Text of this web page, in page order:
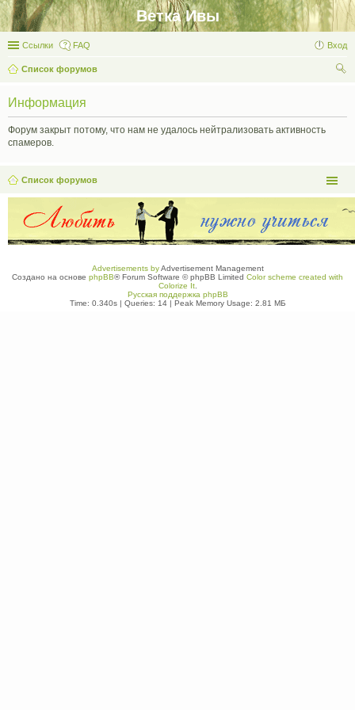
Ветка Ивы
Ссылки FAQ Вход
Список форумов
Информация
Форум закрыт потому, что нам не удалось нейтрализовать активность
спамеров.
Список форумов
Advertisements byAdvertisement Management
Создано на основе phpBB® Forum Software © phpBB Limited Color scheme created with
Colorize It.
Русская поддержка phpBB
Time: 0.340s| Queries: 14| Peak Memory Usage: 2.81 МБ